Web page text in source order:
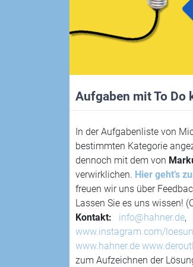
Aufgaben mit To
In der Aufgabenliste von
bestimmten Kategorie
dennoch mit dem von
verwirklichen. Hier geht’s
freuen wir uns über
Lassen Sie es uns wissen!
Kontakt:
info@hahner.de,
www.instagram.com/
www.hahner.de
zum Aufzeichnen der